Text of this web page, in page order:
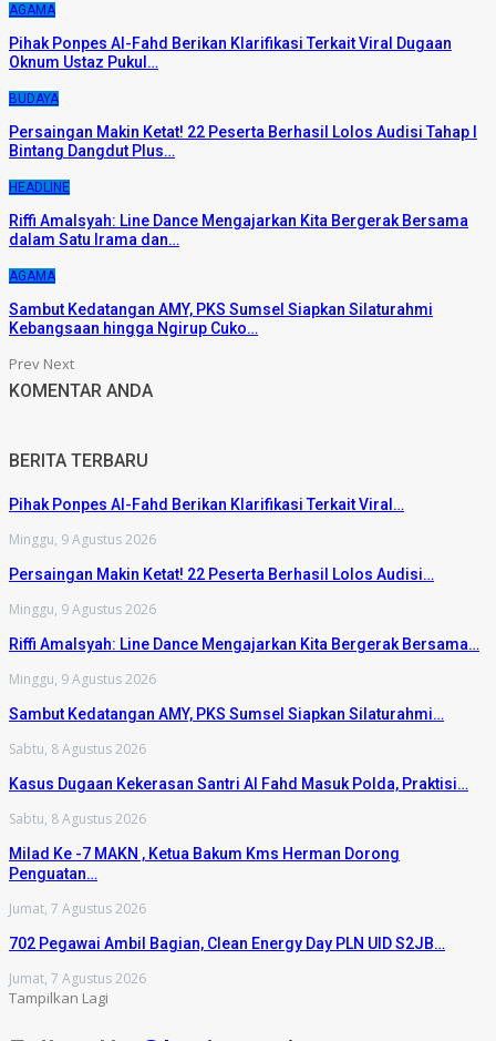
AGAMA
Pihak Ponpes Al-Fahd Berikan Klarifikasi Terkait Viral Dugaan
Oknum Ustaz Pukul…
BUDAYA
Persaingan Makin Ketat! 22 Peserta Berhasil Lolos Audisi Tahap I
Bintang Dangdut Plus…
HEADLINE
Riffi Amalsyah: Line Dance Mengajarkan Kita Bergerak Bersama
dalam Satu Irama dan…
AGAMA
Sambut Kedatangan AMY, PKS Sumsel Siapkan Silaturahmi
Kebangsaan hingga Ngirup Cuko…
Prev Next
KOMENTAR ANDA
BERITA TERBARU
Pihak Ponpes Al-Fahd Berikan Klarifikasi Terkait Viral…
Minggu, 9 Agustus 2026
Persaingan Makin Ketat! 22 Peserta Berhasil Lolos Audisi…
Minggu, 9 Agustus 2026
Riffi Amalsyah: Line Dance Mengajarkan Kita Bergerak Bersama…
Minggu, 9 Agustus 2026
Sambut Kedatangan AMY, PKS Sumsel Siapkan Silaturahmi…
Sabtu, 8 Agustus 2026
Kasus Dugaan Kekerasan Santri Al Fahd Masuk Polda, Praktisi…
Sabtu, 8 Agustus 2026
Milad Ke -7 MAKN , Ketua Bakum Kms Herman Dorong
Penguatan…
Jumat, 7 Agustus 2026
702 Pegawai Ambil Bagian, Clean Energy Day PLN UID S2JB…
Jumat, 7 Agustus 2026
Tampilkan Lagi